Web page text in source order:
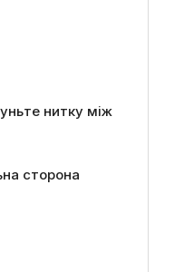
нитку між
сторона